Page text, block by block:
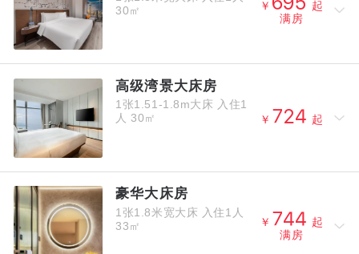
30㎡
￥
起
满房
高级湾景大床房
1张1.51-1.8m大床 入住1
人 30㎡ ￥  起
豪华大床房
1张1.8米宽大床 入住1人
33㎡
￥  起
满房